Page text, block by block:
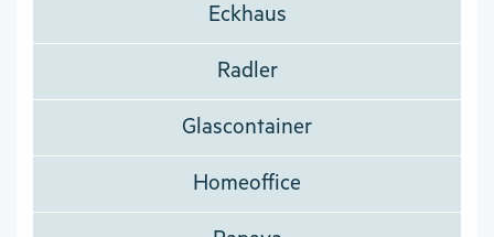
Eckhaus
Radler
Glascontainer
Homeoffice